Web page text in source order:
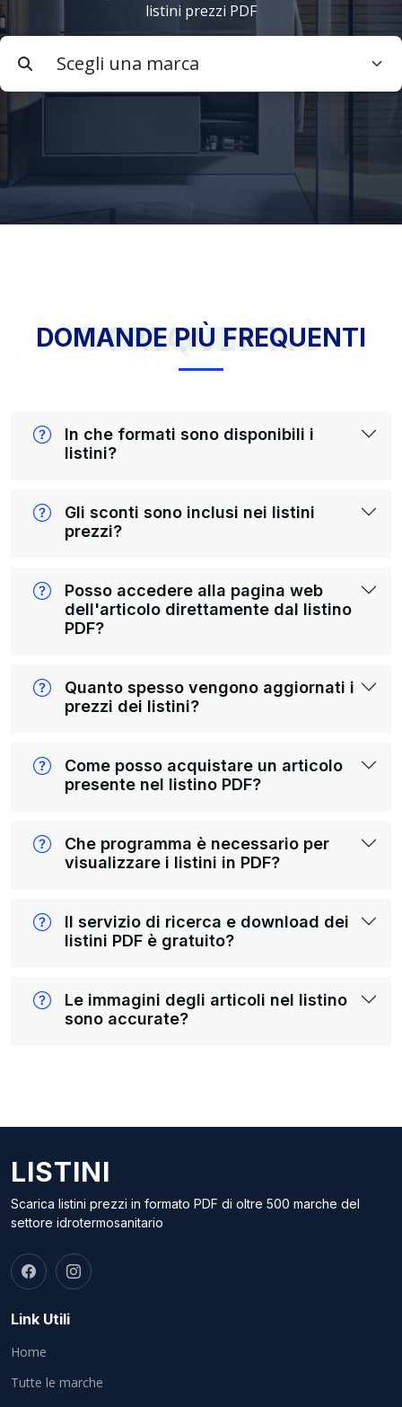
listini prezzi PDF
DOMANDE PIÙ FREQUENTI
DOMANDE PIÙ FREQUENTI
In che formati sono disponibili i
listini?
Gli sconti sono inclusi nei listini
prezzi?
Posso accedere alla pagina web
dell'articolo direttamente dal listino
PDF?
Quanto spesso vengono aggiornati i
prezzi dei listini?
Come posso acquistare un articolo
presente nel listino PDF?
Che programma è necessario per
visualizzare i listini in PDF?
Il servizio di ricerca e download dei
listini PDF è gratuito?
Le immagini degli articoli nel listino
sono accurate?
LISTINI
Scarica listini prezzi in formato PDF di oltre 500 marche del
settore idrotermosanitario
Link Utili
Home
Tutte le marche